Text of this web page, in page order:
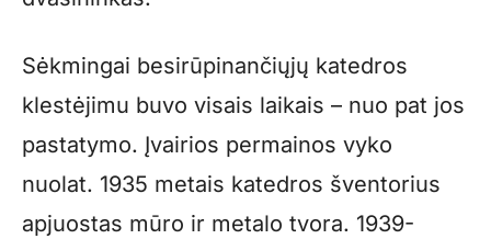
Sėkmingai besirūpinančiųjų katedros
klestėjimu buvo visais laikais – nuo pat jos
pastatymo. Įvairios permainos vyko
nuolat. 1935 metais katedros šventorius
apjuostas mūro ir metalo tvora. 1939-